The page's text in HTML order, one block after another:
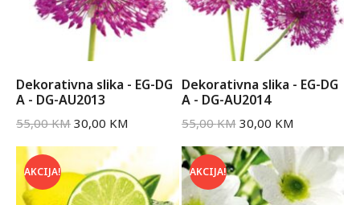
Dekorativna slika - EG-DG
A - DG-AU2013
55,00KM 30,00 KM
Dekorativna slika - EG-DG
A - DG-AU2014
55,00KM 30,00 KM
AKCIJA! AKCIJA!